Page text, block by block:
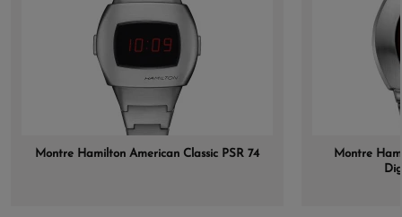
Montre Hamilton American Classic PSR 74
Montre